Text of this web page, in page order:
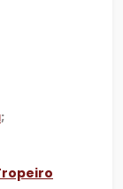
;